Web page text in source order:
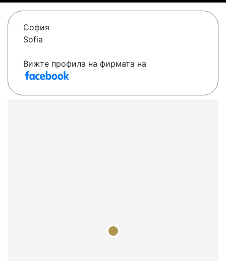
София
Sofia
Вижте профила на фирмата на